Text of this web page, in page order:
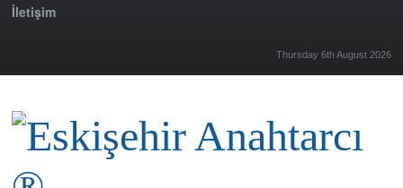
İletişim
Thursday 6th August 2026